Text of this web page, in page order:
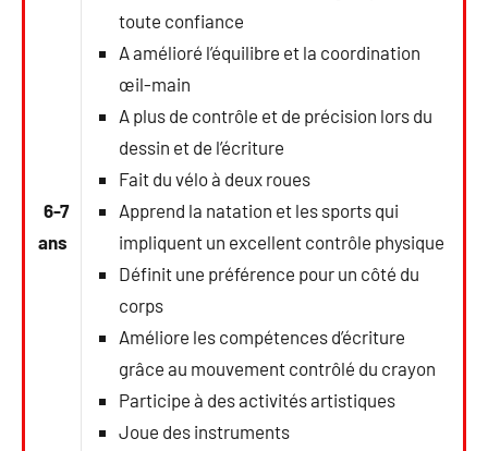
6-7
ans
toute confiance
A amélioré l’équilibre et la coordination
œil-main
A plus de contrôle et de précision lors du
dessin et de l’écriture
Fait du vélo à deux roues
Apprend la natation et les sports qui
impliquent un excellent contrôle physique
Définit une préférence pour un côté du
corps
Améliore les compétences d’écriture
grâce au mouvement contrôlé du crayon
Participe à des activités artistiques
Joue des instruments